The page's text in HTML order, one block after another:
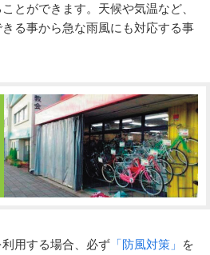
とができます。天候や気温など、
る事から急な雨風にも対応する事
用する場合、必ず 「防風対策」
を